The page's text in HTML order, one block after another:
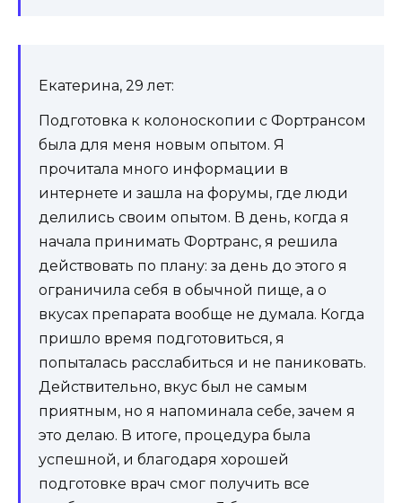
Екатерина, 29 лет:
Подготовка к колоноскопии с Фортрансом
была для меня новым опытом. Я
прочитала много информации в
интернете и зашла на форумы, где люди
делились своим опытом. В день, когда я
начала принимать Фортранс, я решила
действовать по плану: за день до этого я
ограничила себя в обычной пище, а о
вкусах препарата вообще не думала. Когда
пришло время подготовиться, я
попыталась расслабиться и не паниковать.
Действительно, вкус был не самым
приятным, но я напоминала себе, зачем я
это делаю. В итоге, процедура была
успешной, и благодаря хорошей
подготовке врач смог получить все